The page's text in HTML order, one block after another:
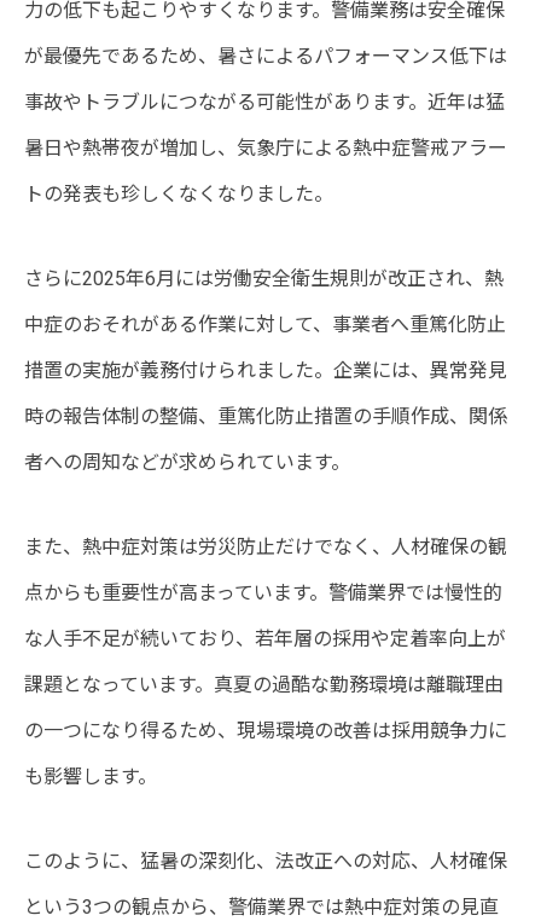
力の低下も起こりやすくなります。警備業務は安全確保
が最優先であるため、暑さによるパフォーマンス低下は
事故やトラブルにつながる可能性があります。近年は猛
暑日や熱帯夜が増加し、気象庁による熱中症警戒アラー
トの発表も珍しくなくなりました。
さらに2025年6月には労働安全衛生規則が改正され、熱
中症のおそれがある作業に対して、事業者へ重篤化防止
措置の実施が義務付けられました。企業には、異常発見
時の報告体制の整備、重篤化防止措置の手順作成、関係
者への周知などが求められています。
また、熱中症対策は労災防止だけでなく、人材確保の観
点からも重要性が高まっています。警備業界では慢性的
な人手不足が続いており、若年層の採用や定着率向上が
課題となっています。真夏の過酷な勤務環境は離職理由
の一つになり得るため、現場環境の改善は採用競争力に
も影響します。
このように、猛暑の深刻化、法改正への対応、人材確保
という3つの観点から、警備業界では熱中症対策の見直